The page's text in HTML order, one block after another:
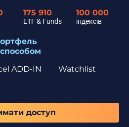
175 910
ETF & Funds
100 000
індексів
Watchlist
ADD-IN
доступ